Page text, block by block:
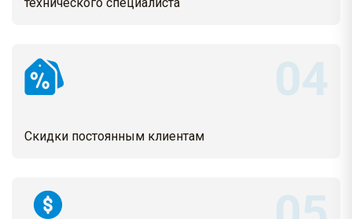
Скидки постоянным клиентам